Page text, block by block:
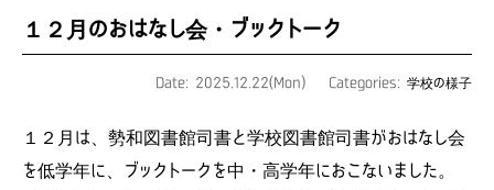
１２月のおはなし会・ブックトーク
Date: 2025.12.22(Mon) Categories: 学校の様子
１２月は、勢和図書館司書と学校図書館司書がおはなし会
を低学年に、ブックトークを中・高学年におこないました。